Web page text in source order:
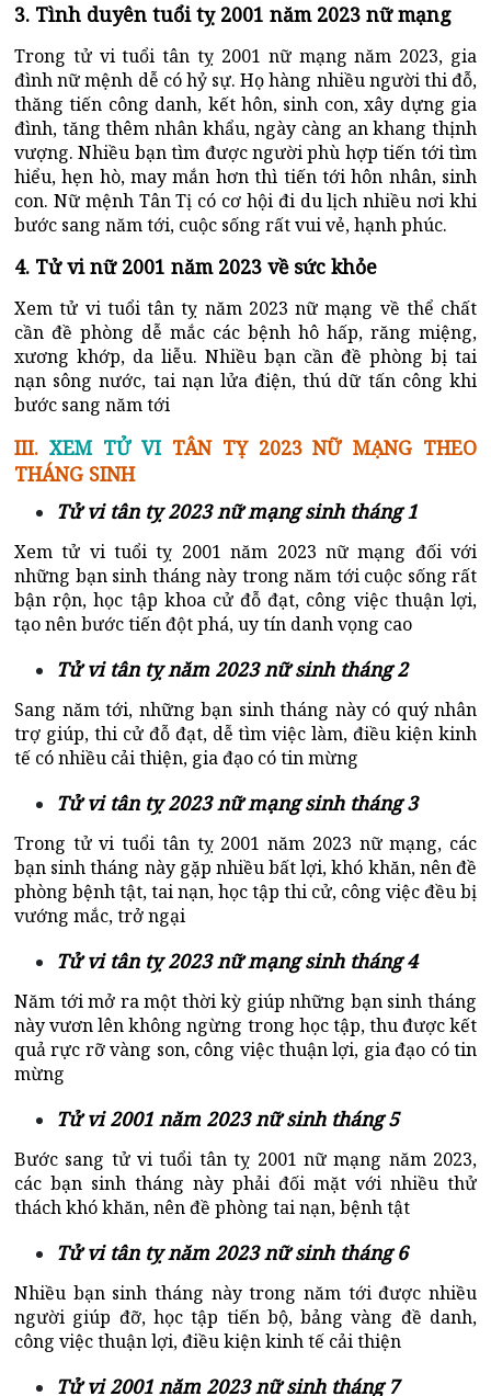
3. Tình duyên tuổi tỵ 2001 năm 2023 nữ mạng
Trong tử vi tuổi tân tỵ 2001 nữ mạng năm 2023, gia
đình nữ mệnh dễ có hỷ sự. Họ hàng nhiều người thi đỗ,
thăng tiến công danh, kết hôn, sinh con, xây dựng gia
đình, tăng thêm nhân khẩu, ngày càng an khang thịnh
vượng. Nhiều bạn tìm được người phù hợp tiến tới tìm
hiểu, hẹn hò, may mắn hơn thì tiến tới hôn nhân, sinh
con. Nữ mệnh Tân Tị có cơ hội đi du lịch nhiều nơi khi
bước sang năm tới, cuộc sống rất vui vẻ, hạnh phúc.
4. Tử vi nữ 2001 năm 2023 về sức khỏe
Xem tử vi tuổi tân tỵ năm 2023 nữ mạng về thể chất
cần đề phòng dễ mắc các bệnh hô hấp, răng miệng,
xương khớp, da liễu. Nhiều bạn cần đề phòng bị tai
nạn sông nước, tai nạn lửa điện, thú dữ tấn công khi
bước sang năm tới
III. XEM TỬ VITÂN TỴ 2023 NỮ MẠNG THEO
THÁNG SINH
Tử vi tân tỵ 2023 nữ mạng sinh tháng 1
Xem tử vi tuổi tỵ 2001 năm 2023 nữ mạng đối với
những bạn sinh tháng này trong năm tới cuộc sống rất
bận rộn, học tập khoa cử đỗ đạt, công việc thuận lợi,
tạo nên bước tiến đột phá, uy tín danh vọng cao
Tử vi tân tỵ năm 2023 nữ sinh tháng 2
Sang năm tới, những bạn sinh tháng này có quý nhân
trợ giúp, thi cử đỗ đạt, dễ tìm việc làm, điều kiện kinh
tế có nhiều cải thiện, gia đạo có tin mừng
Tử vi tân tỵ 2023 nữ mạng sinh tháng 3
Trong tử vi tuổi tân tỵ 2001 năm 2023 nữ mạng, các
bạn sinh tháng này gặp nhiều bất lợi, khó khăn, nên đề
phòng bệnh tật, tai nạn, học tập thi cử, công việc đều bị
vướng mắc, trở ngại
Tử vi tân tỵ 2023 nữ mạng sinh tháng 4
Năm tới mở ra một thời kỳ giúp những bạn sinh tháng
này vươn lên không ngừng trong học tập, thu được kết
quả rực rỡ vàng son, công việc thuận lợi, gia đạo có tin
mừng
Tử vi 2001 năm 2023 nữ sinh tháng 5
Bước sang tử vi tuổi tân tỵ 2001 nữ mạng năm 2023,
các bạn sinh tháng này phải đối mặt với nhiều thử
thách khó khăn, nên đề phòng tai nạn, bệnh tật
Tử vi tân tỵ năm 2023 nữ sinh tháng 6
Nhiều bạn sinh tháng này trong năm tới được nhiều
người giúp đỡ, học tập tiến bộ, bảng vàng đề danh,
công việc thuận lợi, điều kiện kinh tế cải thiện
Tử vi 2001 năm 2023 nữ sinh tháng 7